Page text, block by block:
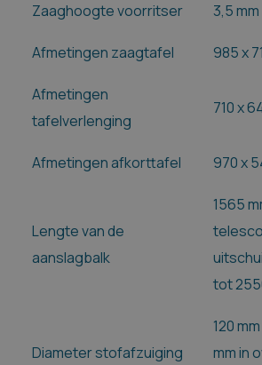
Zaaghoogte voorritser 3,5
Afmetingen zaagtafel 985 x
Afmetingen
tafelverlenging
710 x
Afmetingen afkorttafel 970 x
Lengte van de
aanslagbalk
1565
tot
Diameter stofafzuiging
120
mm in